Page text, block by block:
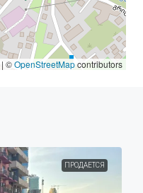
| ©OpenStreetMapcontributors
ПРОДАЕТСЯ